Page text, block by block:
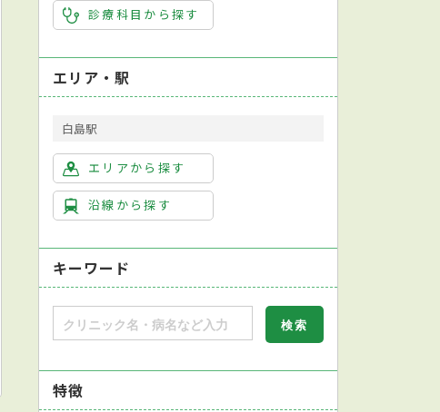
泌尿器科
診療科目から探す
エリア・駅
白島駅
エリアから探す
沿線から探す
キーワード
特徴